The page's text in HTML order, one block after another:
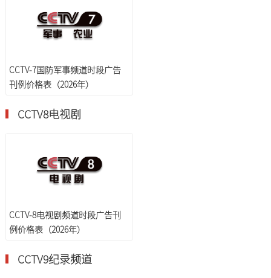
CCTV-7国防军事频道时段广告
刊例价格表（2026年）
CCTV8电视剧
CCTV-8电视剧频道时段广告刊
例价格表（2026年）
CCTV9纪录频道